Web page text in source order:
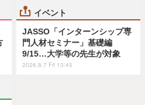
イベント
JASSO「インターンシップ専
門人材セミナー」基礎編
9/15…大学等の先生が対象
2026.8.7 Fri 13:45